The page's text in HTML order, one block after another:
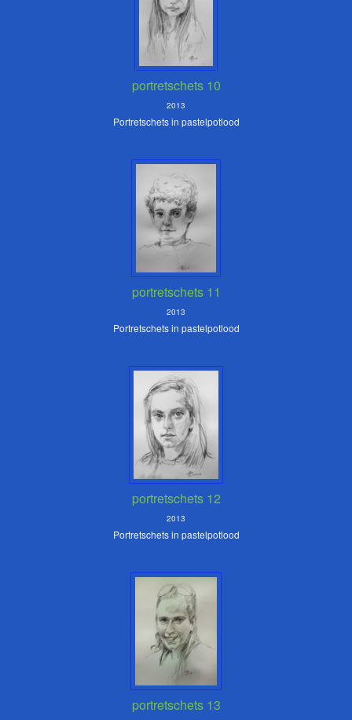
portretschets 10
2013
Portretschets in pastelpotlood
portretschets 11
2013
Portretschets in pastelpotlood
portretschets 12
2013
Portretschets in pastelpotlood
portretschets 13